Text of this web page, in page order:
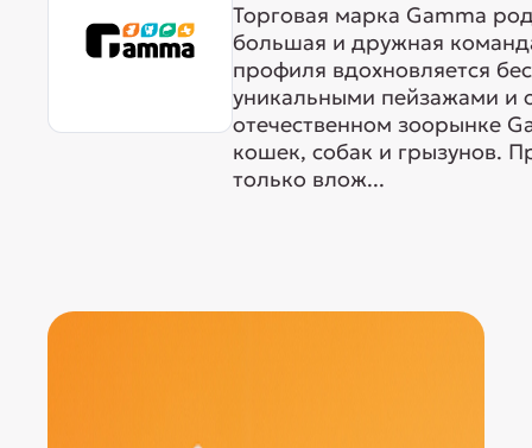
Торговая марка Gamma
большая и дружная
профиля вдохновляется
уникальными пейзажами и
отечественном зоорынке
кошек, собак и грызунов.
только влож...